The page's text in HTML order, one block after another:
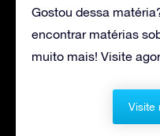
Gostou dessa
encontrar matérias
muito mais! Visite
Visite